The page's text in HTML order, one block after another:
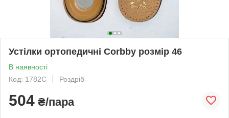
Устілки ортопедичні Corbby розмір 46
В наявності
Код: 1782C
Роздріб
504 ₴/пара